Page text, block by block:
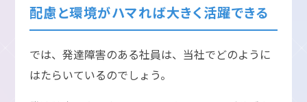
配慮と環境がハマれば大きく活躍できる
では、発達障害のある社員は、当社でどのように
はたらいているのでしょう。